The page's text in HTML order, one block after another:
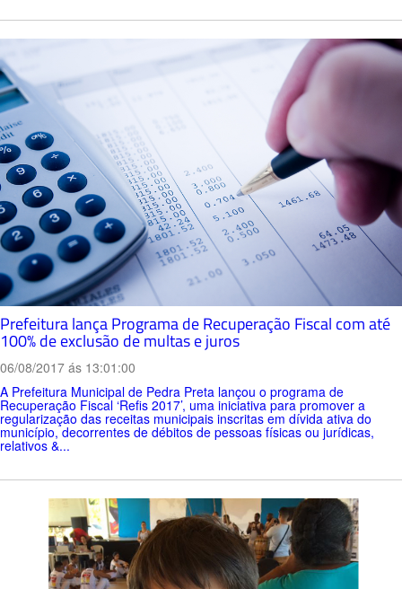
Prefeitura lança Programa de Recuperação Fiscal com até
100% de exclusão de multas e juros
06/08/2017 ás 13:01:00
A Prefeitura Municipal de Pedra Preta lançou o programa de
Recuperação Fiscal ‘Refis 2017’, uma iniciativa para promover a
regularização das receitas municipais inscritas em dívida ativa do
município, decorrentes de débitos de pessoas físicas ou jurídicas,
relativos &...